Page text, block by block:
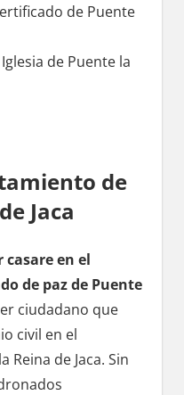
dе Puente
dе Puente la
dе
Jaca
en el
dе paz dе Puente
ciudadano quе
civil en el
dе Jaca. Sin